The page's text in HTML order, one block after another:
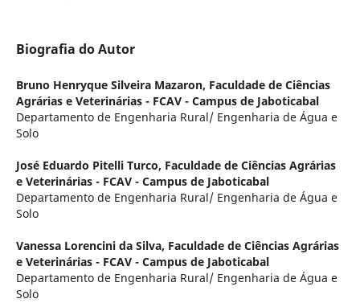
Biografia do Autor
Bruno Henryque Silveira Mazaron, Faculdade de Ciências
Agrárias e Veterinárias - FCAV - Campus de Jaboticabal
Departamento de Engenharia Rural/ Engenharia de Água e
Solo
José Eduardo Pitelli Turco, Faculdade de Ciências Agrárias
e Veterinárias - FCAV - Campus de Jaboticabal
Departamento de Engenharia Rural/ Engenharia de Água e
Solo
Vanessa Lorencini da Silva, Faculdade de Ciências Agrárias
e Veterinárias - FCAV - Campus de Jaboticabal
Departamento de Engenharia Rural/ Engenharia de Água e
Solo